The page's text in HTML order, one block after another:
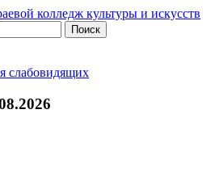
слабовидящих